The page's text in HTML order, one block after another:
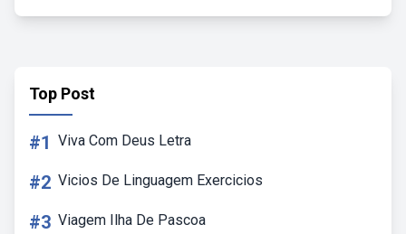
Top Post
#1 Viva Com Deus Letra
#2 Vicios De Linguagem Exercicios
#3 Viagem Ilha De Pascoa